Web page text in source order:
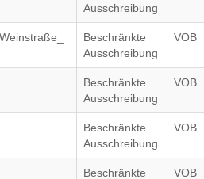
Ausschreibung
Beschränkte
Ausschreibung
VOB
Beschränkte
Ausschreibung
VOB
Beschränkte
Ausschreibung
VOB
Beschränkte
VOB